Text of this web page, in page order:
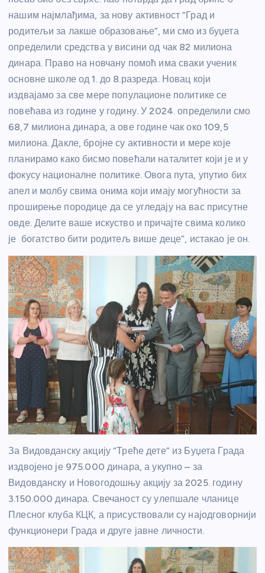
нашим најмлађима, за нову активност “Град и
родитељи за лакше образовање”, ми смо из буџета
определили средства у висини од чак 82 милиона
динара. Право на новчану помоћ има сваки ученик
основне школе од 1. до 8.разреда. Новац који
издвајамо за све мере популационе политике се
повећава из године у годину. У 2024. определили смо
68,7 милиона динара, а ове године чак око 109,5
милиона. Дакле, бројне су активности и мере које
планирамо како бисмо повећали наталитет који је и у
фокусу националне политике. Овога пута, упутио бих
апел и молбу свима онима који имају могућности за
проширење породице да се угледају на вас присутне
овде. Делите ваше искуство и причајте свима колико
је богатство бити родитељ више деце”, истакао је он.
За Видовданску акцију “Треће дете” из Буџета Града
издвојено је 975.000 динара, а укупно – за
Видовданску и Новогодошњу акцију за 2025. годину
3.150.000 динара. Свечаност су улепшале чланице
Плесног клуба КЦК, а присуствовали су најодговорнији
функционери Града и друге јавне личности.